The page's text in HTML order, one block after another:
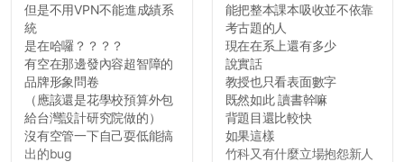
但是不用VPN不能進成績系
統
是在哈囉？？？？
有空在那邊發內容超智障的
品牌形象問卷
（應該還是花學校預算外包
給台灣設計研究院做的）
沒有空管一下自己耍低能搞
出的bug
能把整本課本吸收並不依靠
考古題的人
現在在系上還有多少
說實話
教授也只看表面數字
既然如此 讀書幹嘛
背題目還比較快
如果這樣
竹科又有什麼立場抱怨新人